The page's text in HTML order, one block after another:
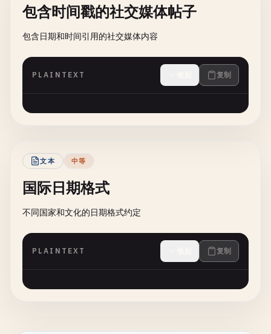
包含时间戳的社交媒体帖子
包含日期和时间引用的社交媒体内容
PLAINTEXT 复制
文本 中等
国际日期格式
不同国家和文化的日期格式约定
PLAINTEXT 复制